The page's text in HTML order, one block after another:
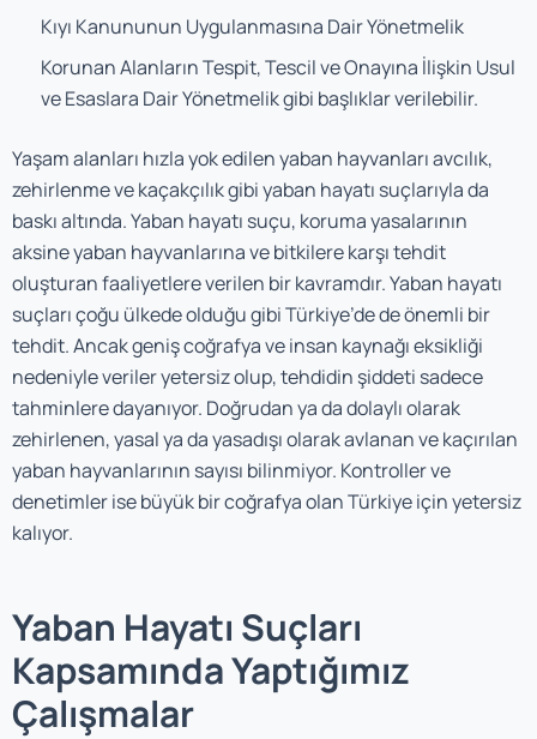
Kıyı Kanununun Uygulanmasına Dair Yönetmelik
Korunan Alanların Tespit, Tescil ve Onayına İlişkin Usul
ve Esaslara Dair Yönetmelik gibi başlıklar verilebilir.
Yaşam alanları hızla yok edilen yaban hayvanları avcılık,
zehirlenme ve kaçakçılık gibi yaban hayatı suçlarıyla da
baskı altında. Yaban hayatı suçu, koruma yasalarının
aksine yaban hayvanlarına ve bitkilere karşı tehdit
oluşturan faaliyetlere verilen bir kavramdır. Yaban hayatı
suçları çoğu ülkede olduğu gibi Türkiye’de de önemli bir
tehdit. Ancak geniş coğrafya ve insan kaynağı eksikliği
nedeniyle veriler yetersiz olup, tehdidin şiddeti sadece
tahminlere dayanıyor. Doğrudan ya da dolaylı olarak
zehirlenen, yasal ya da yasadışı olarak avlanan ve kaçırılan
yaban hayvanlarının sayısı bilinmiyor. Kontroller ve
denetimler ise büyük bir coğrafya olan Türkiye için yetersiz
kalıyor.
Yaban Hayatı Suçları
Kapsamında Yaptığımız
Çalışmalar